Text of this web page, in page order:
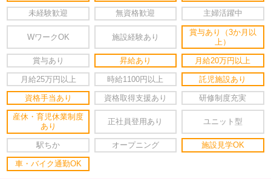
未経験歓迎 無資格歓迎 主婦活躍中
WワークOK 施設経験あり
賞与あり（3か月以
上）
賞与あり 昇給あり 月給20万円以上
月給25万円以上 時給1100円以上 託児施設あり
資格手当あり 資格取得支援あり 研修制度充実
産休・育児休業制度
あり
正社員登用あり ユニット型
駅ちか オープニング 施設見学OK
車・バイク通勤OK